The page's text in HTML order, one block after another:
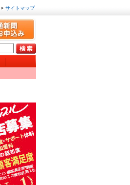
サイトマップ